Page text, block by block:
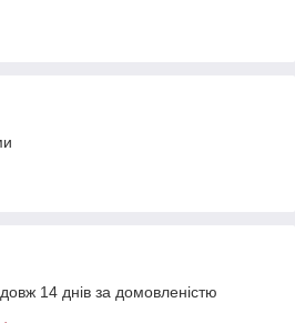
14 днів за домовленістю